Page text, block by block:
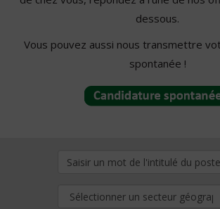
dessous.
Vous pouvez aussi nous transmettre
spontanée !